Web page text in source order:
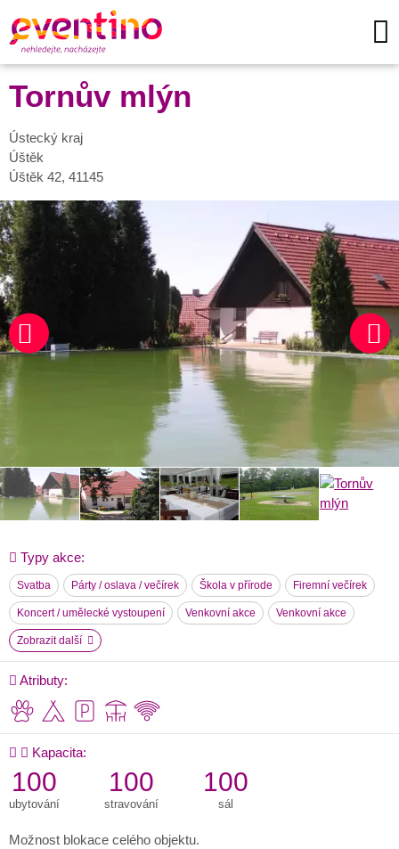
Tornův mlýn
Ústecký kraj
Úštěk
Úštěk 42, 41145
Typy akce:
Svatba Párty / oslava / večírek Škola v přírode Firemní večírek
Koncert / umělecké vystoupení Venkovní akce Venkovní akce
Zobrazit další
Atributy:
Kapacita:
100
ubytování
100
stravování
100
sál
Možnost blokace celého objektu.